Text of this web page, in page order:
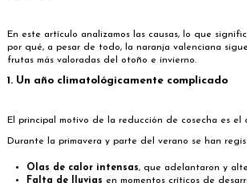
En este artículo analizamos las causas, lo que
por qué, a pesar de todo, la naranja valenciana
frutas más valoradas del otoño e invierno.
1. Un año climatológicamente complicado
El principal motivo de la reducción de cosecha es el
Durante la primavera y parte del verano se han
Olas de calor intensas, que adelantaron y
Falta de lluvias en momentos críticos de